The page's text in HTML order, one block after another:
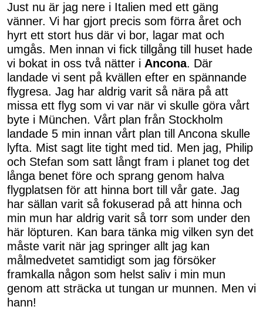
Just nu är jag nere i Italien med ett gäng
vänner. Vi har gjort precis som förra året och
hyrt ett stort hus där vi bor, lagar mat och
umgås. Men innan vi fick tillgång till huset hade
vi bokat in oss två nätter i Ancona. Där
landade vi sent på kvällen efter en spännande
flygresa. Jag har aldrig varit så nära på att
missa ett flyg som vi var när vi skulle göra vårt
byte i München. Vårt plan från Stockholm
landade 5 min innan vårt plan till Ancona skulle
lyfta. Mist sagt lite tight med tid. Men jag, Philip
och Stefan som satt långt fram i planet tog det
långa benet före och sprang genom halva
flygplatsen för att hinna bort till vår gate. Jag
har sällan varit så fokuserad på att hinna och
min mun har aldrig varit så torr som under den
här löpturen. Kan bara tänka mig vilken syn det
måste varit när jag springer allt jag kan
målmedvetet samtidigt som jag försöker
framkalla någon som helst saliv i min mun
genom att sträcka ut tungan ur munnen. Men vi
hann!